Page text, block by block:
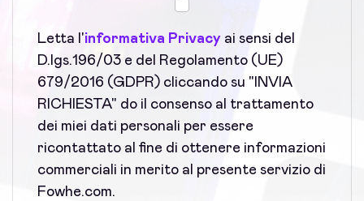
Letta l'informativa Privacy ai sensi del
D.lgs.196/03 e del Regolamento (UE)
679/2016 (GDPR) cliccando su "INVIA
RICHIESTA" do il consenso al trattamento
dei miei dati personali per essere
ricontattato al fine di ottenere informazioni
commerciali in merito al presente servizio di
Fowhe.com.